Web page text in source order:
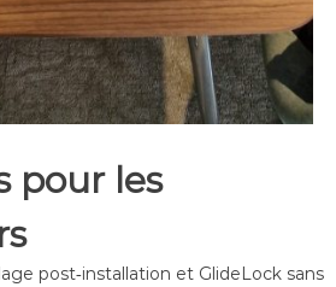
pour les
post‑installation et GlideLock sans